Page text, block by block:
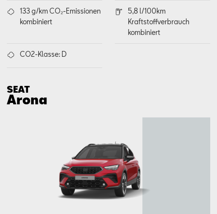
133 g/km CO₂-Emissionen
kombiniert
5,8 l/100km
Kraftstoffverbrauch
kombiniert
CO2-Klasse: D
SEAT
Arona